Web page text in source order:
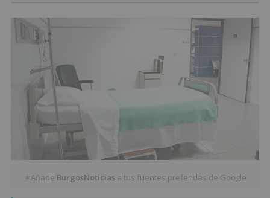
★Añade BurgosNoticias a tus fuentes preferidas de Google